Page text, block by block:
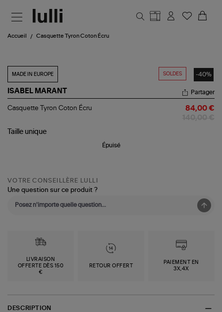
Accueil Casquette Tyron Coton Écru
SOLDES -40%
MADE IN EUROPE
ISABEL MARANT
Casquette
Écru
Partager
Casquette Tyron Coton Écru 84,00 €
Taille unique
Épuisé
VOTRE CONSEILLÈRE LULLI
Une question sur ce produit ?
LIVRAISON
OFFERTE DÈS 150
€
RETOUR OFFERT
PAIEMENT EN
3X,4X
DESCRIPTION